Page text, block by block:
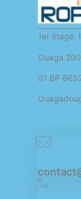
1er étage,
Ouaga
01 BP